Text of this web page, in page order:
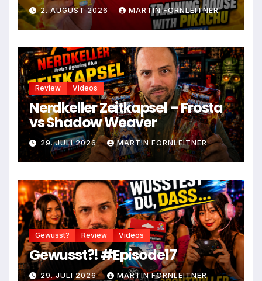
2. AUGUST 2026 MARTIN FORNLEITNER
Review Videos
Nerdkeller Zeitkapsel – Frosta
vs Shadow Weaver
29. JULI 2026 MARTIN FORNLEITNER
Gewusst? Review Videos
Gewusst?! #Episode17
29. JULI 2026 MARTIN FORNLEITNER